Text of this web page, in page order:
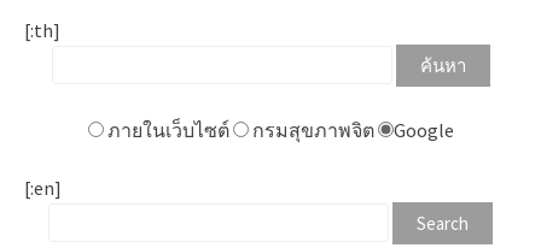
[:th]
ภายในเว็บไซต์ กรมสุขภาพจิต Google
[:en]